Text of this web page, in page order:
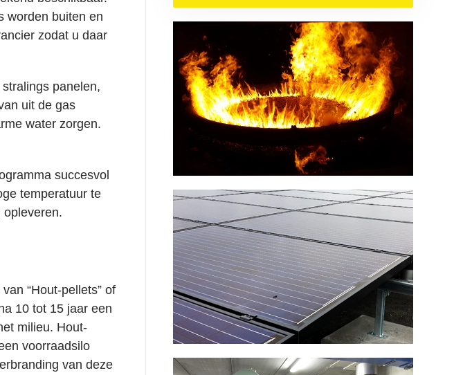
worden buiten en
zodat u daar
stralings panelen,
uit de gas
water zorgen.
succesvol
temperatuur te
opleveren.
“Hout-pellets” of
10 tot 15 jaar een
milieu. Hout-
voorraadsilo
van deze